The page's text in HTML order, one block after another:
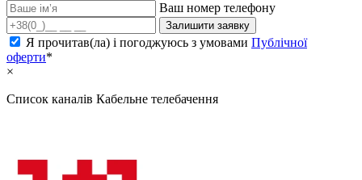
Ваш номер телефону
Залишити заявку
Я прочитав(ла) і погоджуюсь з умовами Публічної
оферти*
×
Список каналів Кабельне телебачення